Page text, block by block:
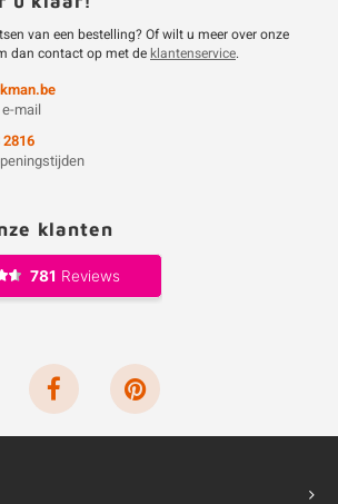
van een bestelling? Of wilt u meer over onze
dan contact op met deklantenservice.
mail
klanten